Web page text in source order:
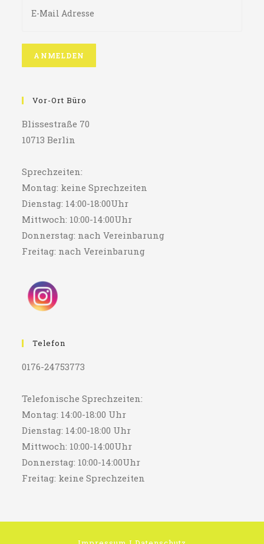
Vor-Ort Büro
Blissestraße 70
10713 Berlin
Sprechzeiten:
Montag: keine Sprechzeiten
Dienstag: 14:00-18:00Uhr
Mittwoch: 10:00-14:00Uhr
Donnerstag: nach Vereinbarung
Freitag: nach Vereinbarung
Telefon
0176-24753773
Telefonische Sprechzeiten:
Montag: 14:00-18:00 Uhr
Dienstag: 14:00-18:00 Uhr
Mittwoch: 10:00-14:00Uhr
Donnerstag: 10:00-14:00Uhr
Freitag: keine Sprechzeiten